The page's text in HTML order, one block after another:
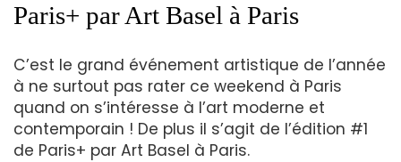
Paris+ par Art Basel à Paris
C’est le grand événement artistique de l’année
à ne surtout pas rater ce weekend à Paris
quand on s’intéresse à l’art moderne et
contemporain ! De plus il s’agit de l’édition #1
de Paris+ par Art Basel à Paris.